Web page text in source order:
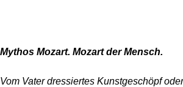
Mythos Mozart. Mozart der Mensch.
Vom Vater dressiertes Kunstgeschöpf